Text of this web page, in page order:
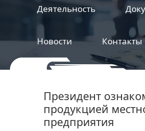
Деятельность
Новости Контакты
железнодорожной продукции
Президент
продукцией
предприятия